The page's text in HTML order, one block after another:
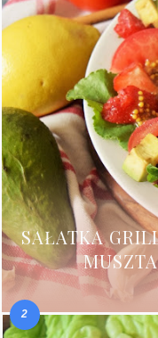
SAŁATKA